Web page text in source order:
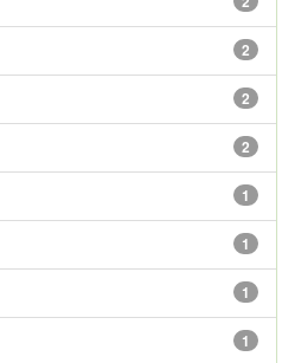
2
2
2
1
1
1
1